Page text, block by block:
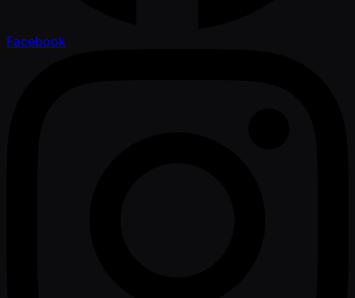
Facebook